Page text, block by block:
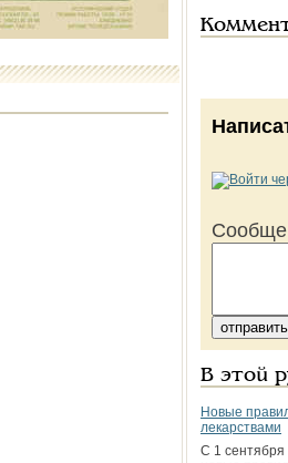
В этой
Новые
лекарствами
C 1